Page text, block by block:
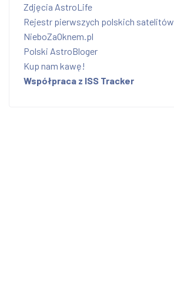
Zdjęcia AstroLife
Rejestr pierwszych polskich satelitów
NieboZaOknem.pl
Polski AstroBloger
Kup nam kawę!
Współpraca z ISS Tracker